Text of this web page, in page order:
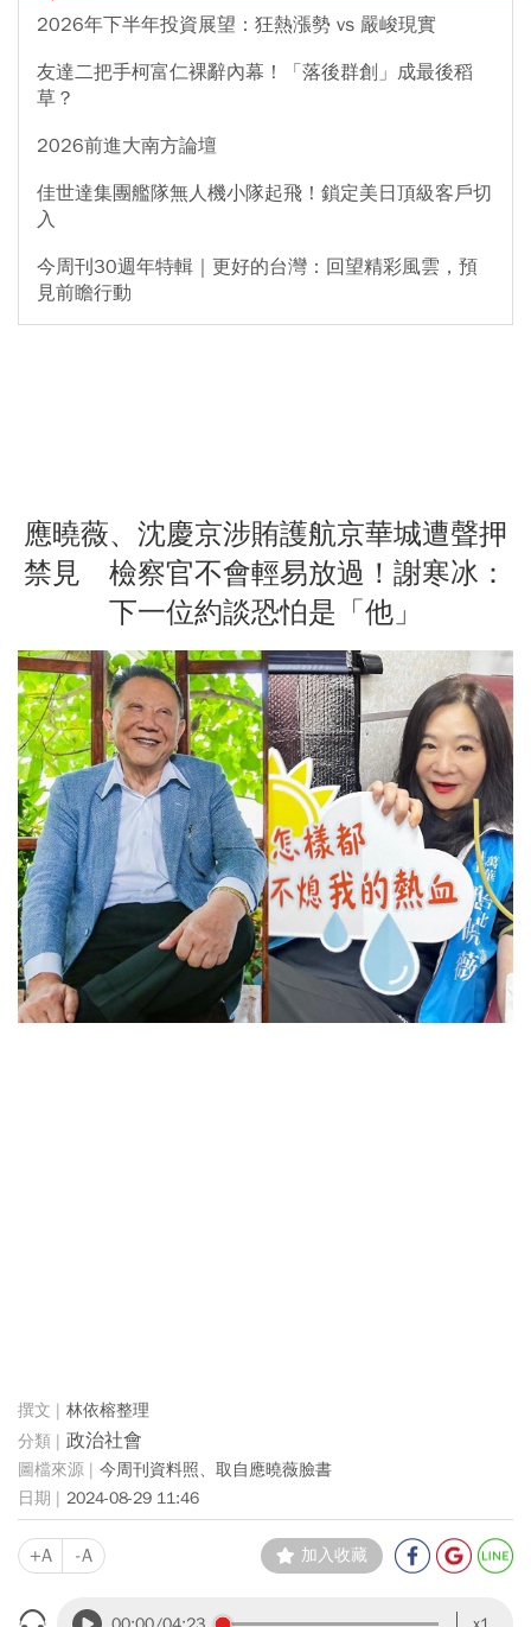
2026年下半年投資展望：狂熱漲勢 vs 嚴峻現實
友達二把手柯富仁裸辭內幕！「落後群創」成最後稻
草？
2026前進大南方論壇
佳世達集團艦隊無人機小隊起飛！鎖定美日頂級客戶切
入
今周刊30週年特輯｜更好的台灣：回望精彩風雲，預
見前瞻行動
應曉薇、沈慶京涉賄護航京華城遭聲押
禁見 檢察官不會輕易放過！謝寒冰：
下一位約談恐怕是「他」
林依榕整理
政治社會
今周刊資料照、取自應曉薇臉書
2024-08-29 11:46
+A -A 加入收藏